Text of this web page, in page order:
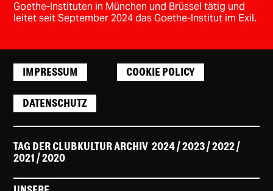
Goethe-Instituten in München und Brüssel tätig und
leitet seit September 2024 das Goethe-Institut im Exil.
IMPRESSUM COOKIE POLICY
DATENSCHUTZ
TAG DER CLUBKULTUR ARCHIV2024/ 2023/2022/
2021 /2020